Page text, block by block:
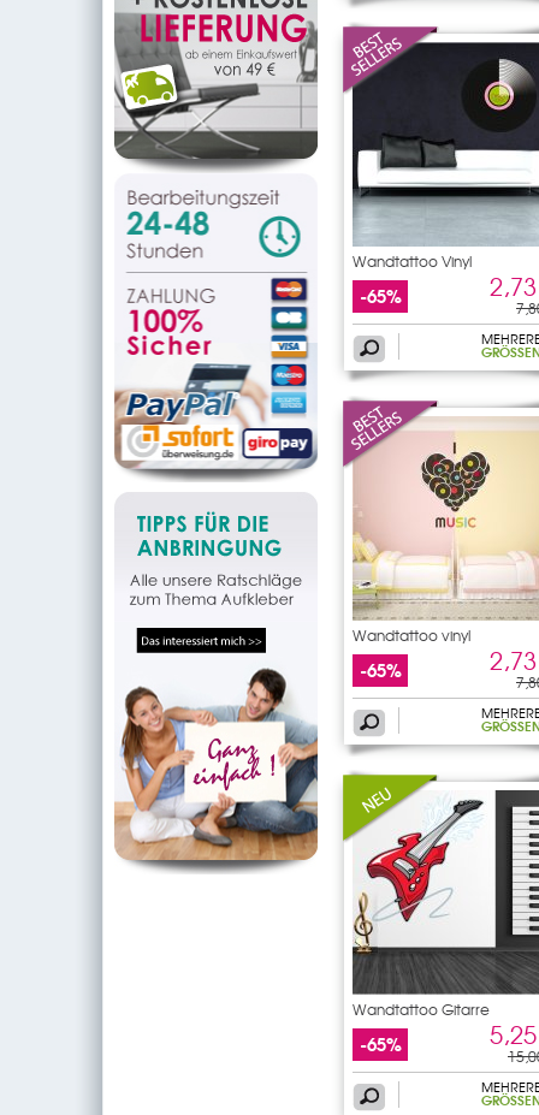
Wandtattoo Vinyl
-65%
GRÖSSEN
Wandtattoo vinyl
-65%
GRÖSSEN
Wandtattoo Gitarre
-65%
GRÖSSEN